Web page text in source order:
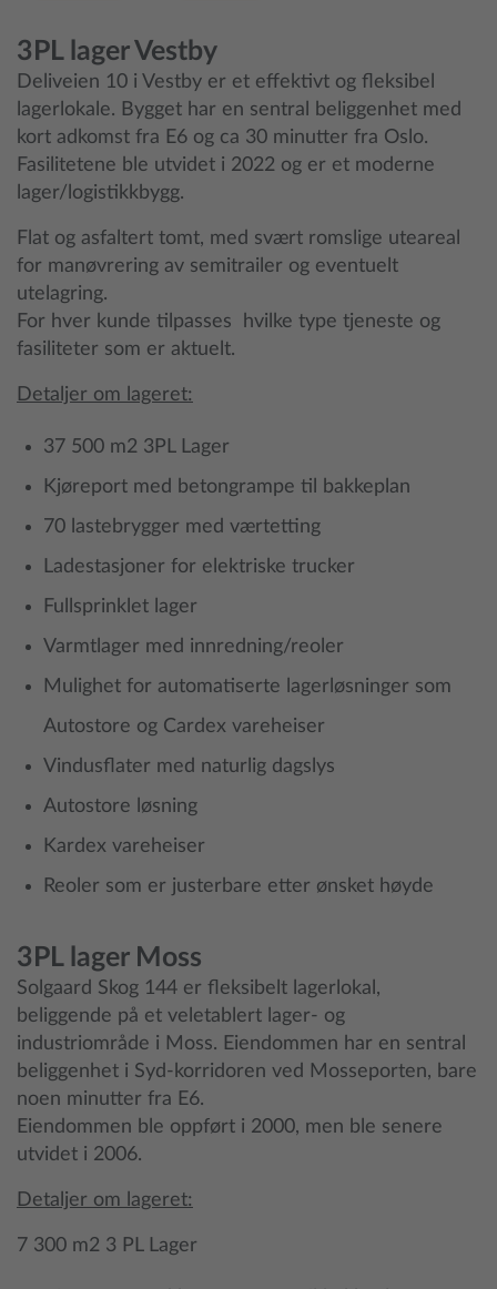
3PL lager Vestby
Deliveien 10 i Vestby er et effektivt og fleksibel
lagerlokale. Bygget har en sentral beliggenhet med
kort adkomst fra E6 og ca 30 minutter fra Oslo.
Fasilitetene ble utvidet i 2022 og er et moderne
lager/logistikkbygg.
Flat og asfaltert tomt, med svært romslige uteareal
for manøvrering av semitrailer og eventuelt
utelagring.
For hver kunde tilpasses hvilke type tjeneste og
fasiliteter som er aktuelt.
Detaljer om lageret:
37 500 m2 3PL Lager
Kjøreport med betongrampe til bakkeplan
70 lastebrygger med værtetting
Ladestasjoner for elektriske trucker
Fullsprinklet lager
Varmtlager med innredning/reoler
Mulighet for automatiserte lagerløsninger som
Autostore og Cardex vareheiser
Vindusflater med naturlig dagslys
Autostore løsning
Kardex vareheiser
Reoler som er justerbare etter ønsket høyde
3PL lager Moss
Solgaard Skog 144 er fleksibelt lagerlokal,
beliggende på et veletablert lager- og
industriområde i Moss. Eiendommen har en sentral
beliggenhet i Syd-korridoren ved Mosseporten, bare
noen minutter fra E6.
Eiendommen ble oppført i 2000, men ble senere
utvidet i 2006.
Detaljer om lageret:
7 300 m2 3 PL Lager